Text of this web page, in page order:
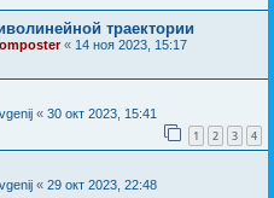
траектории
« 14 ноя 2023, 15:17
« 30 окт 2023, 15:41
1 2 3 4
« 29 окт 2023, 22:48